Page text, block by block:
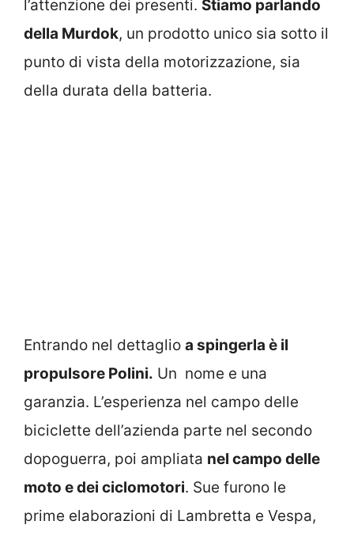
l’attenzione dei presenti. Stiamo parlando
della Murdok, un prodotto unico sia sotto il
punto di vista della motorizzazione, sia
della durata della batteria.
Entrando nel dettaglio a spingerla è il
propulsore Polini. Un nome e una
garanzia. L’esperienza nel campo delle
biciclette dell’azienda parte nel secondo
dopoguerra, poi ampliata nel campo delle
moto e dei ciclomotori. Sue furono le
prime elaborazioni di Lambretta e Vespa,